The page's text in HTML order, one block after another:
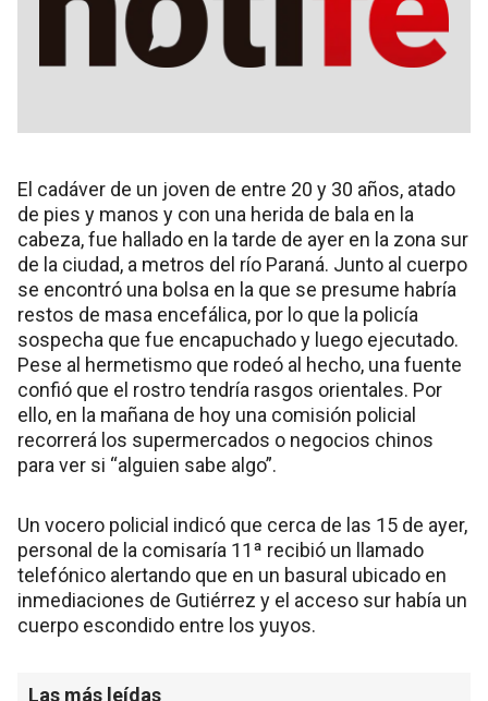
El cadáver de un joven de entre 20 y 30 años, atado
de pies y manos y con una herida de bala en la
cabeza, fue hallado en la tarde de ayer en la zona sur
de la ciudad, a metros del río Paraná. Junto al cuerpo
se encontró una bolsa en la que se presume habría
restos de masa encefálica, por lo que la policía
sospecha que fue encapuchado y luego ejecutado.
Pese al hermetismo que rodeó al hecho, una fuente
confió que el rostro tendría rasgos orientales. Por
ello, en la mañana de hoy una comisión policial
recorrerá los supermercados o negocios chinos
para ver si “alguien sabe algo”.
Un vocero policial indicó que cerca de las 15 de ayer,
personal de la comisaría 11ª recibió un llamado
telefónico alertando que en un basural ubicado en
inmediaciones de Gutiérrez y el acceso sur había un
cuerpo escondido entre los yuyos.
Las más leídas